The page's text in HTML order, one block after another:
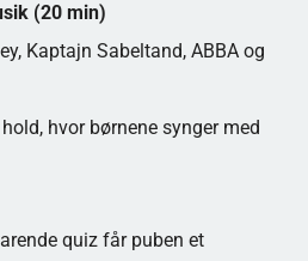
(20 min)
Kaptajn Sabeltand, ABBA og
hvor børnene synger med
quiz får puben et